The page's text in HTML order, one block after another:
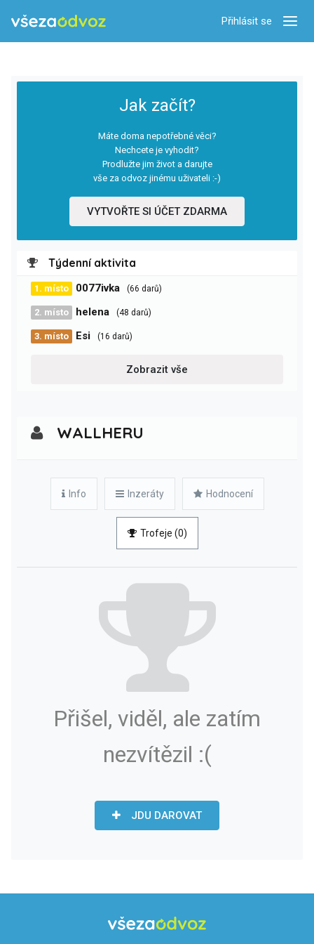
Přihlásit se
Jak začít?
Máte doma nepotřebné věci?
Nechcete je vyhodit?
Prodlužte jim život a darujte
vše za odvoz jinému uživateli :-)
VYTVOŘTE SI ÚČET ZDARMA
Týdenní aktivita
1. místo 0077ivka (66 darů)
2. místo helena (48 darů)
3. místo Esi (16 darů)
Zobrazit vše
WALLHERU
Info Inzeráty Hodnocení
Trofeje (0)
Přišel, viděl, ale zatím
nezvítězil :(
JDU DAROVAT